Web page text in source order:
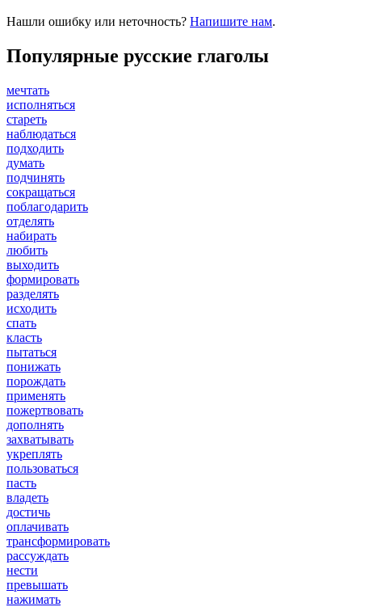
Нашли ошибку или неточность? Напишите нам.
Популярные русские глаголы
мечтать
исполняться
стареть
наблюдаться
подходить
думать
подчинять
сокращаться
поблагодарить
отделять
набирать
любить
выходить
формировать
разделять
исходить
спать
класть
пытаться
понижать
порождать
применять
пожертвовать
дополнять
захватывать
укреплять
пользоваться
пасть
владеть
достичь
оплачивать
трансформировать
рассуждать
нести
превышать
нажимать